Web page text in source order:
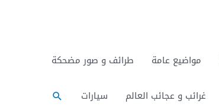
مواضيع عامة طرائف و صور مضحكة
غرائب و عجائب العالم سيارات البحث